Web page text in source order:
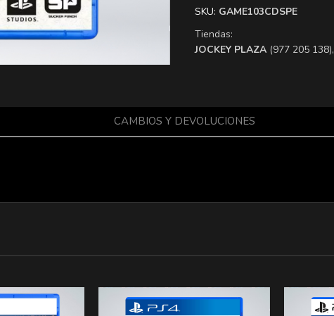
SKU: GAME103CDSPE
Tiendas:
​JOCKEY PLAZA (977 205 138),
CAMBIOS Y DEVOLUCIONES